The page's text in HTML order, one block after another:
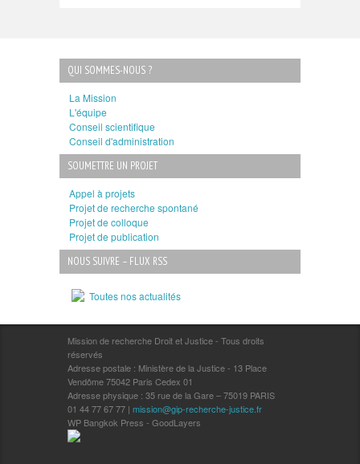
QUI SOMMES-NOUS ?
La Mission
L'équipe
Conseil scientifique
Conseil d'administration
SOUMETTRE UN PROJET
Appel à projets
Projet de recherche spontané
Projet de colloque
Projet de publication
NOUS SUIVRE – FLUX RSS
Toutes nos actualités
Mission de recherche Droit et Justice - Tous droits
réservés
Adresse postale : Ministère de la Justice - 13 Place
Vendôme 75042 Paris Cedex 01
Adresse physique : 35 rue de la Gare – 75019 PARIS
01 44 77 67 77 | mission@gip-recherche-justice.fr
WP Bangkok Press - GoodLayers